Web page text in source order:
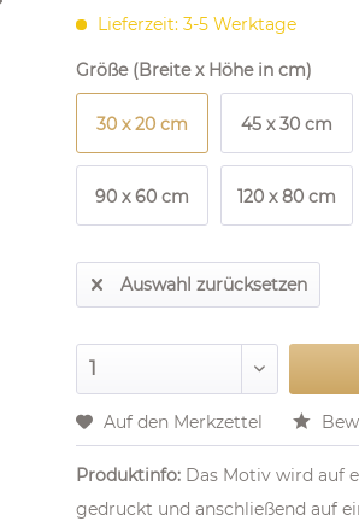
Lieferzeit: 3-5 Werktage
Größe (Breite x Höhe in cm)
30 x 20 cm 45 x 30 cm
90 x 60 cm 120 x 80 cm
Auswahl zurücksetzen
Auf den Merkzettel
Produktinfo: Das Motiv wird auf
gedruckt und anschließend auf